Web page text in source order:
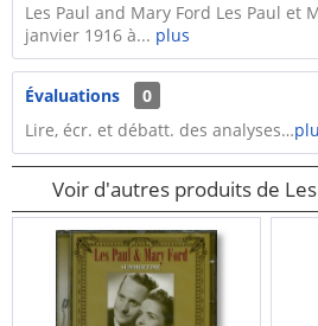
Les Paul and Mary Ford Les Paul et
janvier 1916 à... plus
Évaluations
0
Lire, écr. et débatt. des analyses…
Voir d'autres produits de